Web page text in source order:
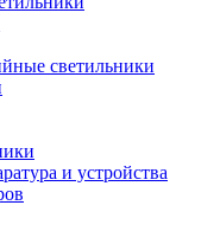
светильники
и устройства